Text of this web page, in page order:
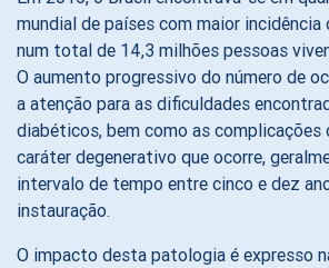
mundial de países com maior incidência
num total de 14,3 milhões pessoas
O aumento progressivo do número de
a atenção para as dificuldades
diabéticos, bem como as complicações
caráter degenerativo que ocorre,
intervalo de tempo entre cinco e dez
instauração.
O impacto desta patologia é expresso